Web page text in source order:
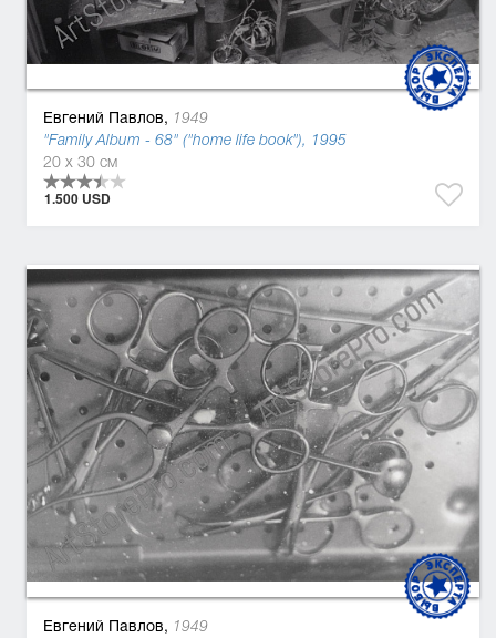
Евгений Павлов, 1949
"Family Album - 68" ("home life book"), 1995
20 x 30 см
1.500 USD
Евгений Павлов, 1949